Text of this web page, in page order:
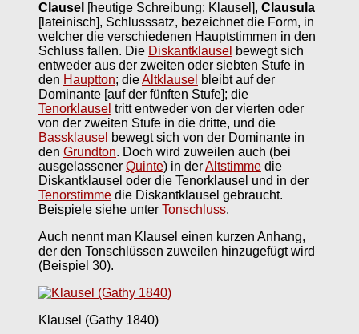
Clausel [heutige Schreibung: Klausel], Clausula
[lateinisch], Schlusssatz, bezeichnet die Form, in
welcher die verschiedenen Hauptstimmen in den
Schluss fallen. Die Diskantklausel bewegt sich
entweder aus der zweiten oder siebten Stufe in
den Hauptton; dieAltklausel bleibt auf der
Dominante [auf der fünften Stufe]; die
Tenorklausel tritt entweder von der vierten oder
von der zweiten Stufe in die dritte, und die
Bassklausel bewegt sich von der Dominante in
den Grundton. Doch wird zuweilen auch (bei
ausgelassener Quinte) in derAltstimme die
Diskantklausel oder die Tenorklausel und in der
Tenorstimme die Diskantklausel gebraucht.
Beispiele siehe unter Tonschluss.
Auch nennt man Klausel einen kurzen Anhang,
der den Tonschlüssen zuweilen hinzugefügt wird
(Beispiel 30).
Klausel (Gathy 1840)